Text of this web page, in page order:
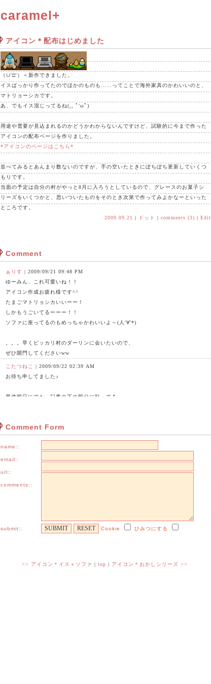
caramel+
アイコン＊配布はじめました
（∪'□'）＜新作できました。
イスばっかり作ってたのでほかのものも……ってことで海外家具のかわいいのと、
マトリョーシカです。
あ、でもイス混じってるね(,, ﾟ'ωﾟ)
用途や需要が見込まれるのかどうかわからないんですけど、試験的に今まで作った
アイコンの配布ページを作りました。
*アイコンのページはこちら*
並べてみるとあんまり数ないのですが、手の空いたときにぼちぼち更新していくつ
もりです。
当面の予定は自分の村がやっと8月に入ろうとしているので、グレースのお菓子シ
リーズをいくつかと、思いついたものをそのとき次第で作ってみよかなーといった
ところです。
2009.09.21
| ドット | comments (3) | Edit
Comment
ぁりす | 2009/09/21 09:48 PM
ゆーみん、これ可愛いね！！
アイコン作成お疲れ様です^^
たまごマトリョシカいいーー！
しかもうごいてるーーー！！
ソファに座ってるのもめっちゃかわいいよ～(人'∀'*)
。。。早くピッカリ村のダーリンに会いたいので、
ぜひ開門してくださいww
こたつねこ
| 2009/09/22 02:39 AM
お待ち申してました♪
早速明日にでも、記事の下の部分に貼ってる
順番どう並べるか考えるだけでも楽しそう！
さくらこ | 2009/09/24 04:31 PM
ありがとうありがとう、マトリョーシカは真っ先に作ったよ～ｗ
喜んでもらえてよかったです(｡-_-｡)
こたつねこさん
DLありがとうございまーす！
Comment Form
name::
email::
url::
comments::
submit:: Cookie ひみつにする
<< アイコン＊イス＋ソファ | top | アイコン＊おかしシリーズ >>